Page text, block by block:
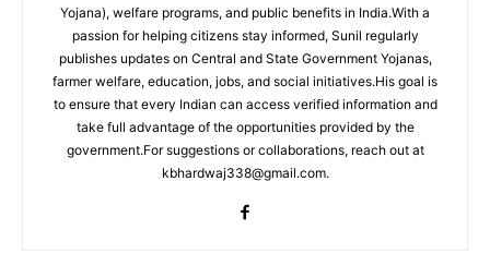
Yojana), welfare programs, and public benefits in India.With a
passion for helping citizens stay informed, Sunil regularly
publishes updates on Central and State Government Yojanas,
farmer welfare, education, jobs, and social initiatives.His goal is
to ensure that every Indian can access verified information and
take full advantage of the opportunities provided by the
government.For suggestions or collaborations, reach out at
kbhardwaj338@gmail.com.